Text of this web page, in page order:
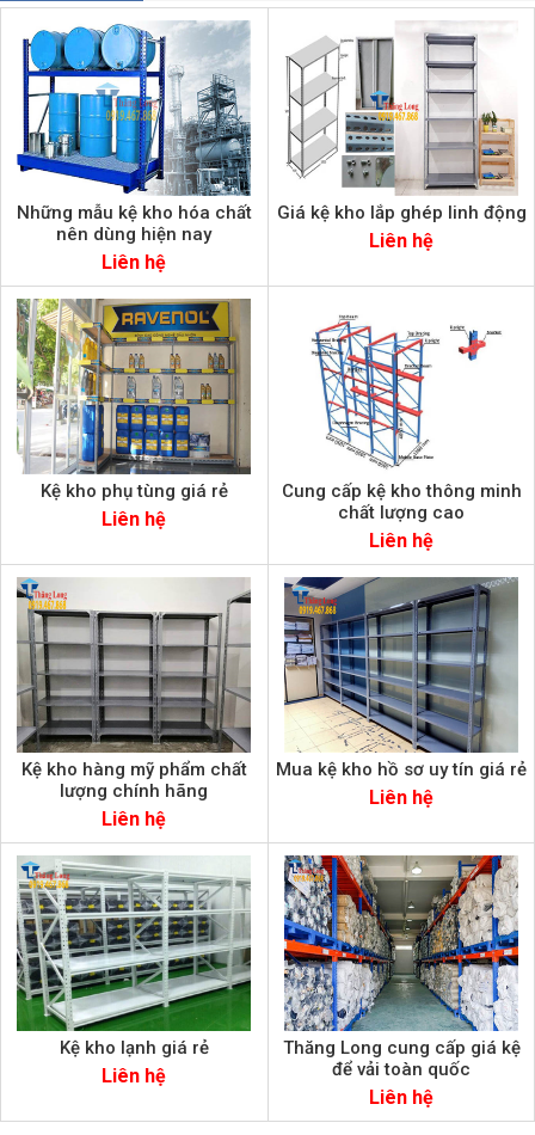
Những mẫu kệ kho hóa chất
nên dùng hiện nay
Liên hệ
Giá kệ kho lắp ghép linh động
Liên hệ
Kệ kho phụ tùng giá rẻ
Liên hệ
Cung cấp kệ kho thông minh
chất lượng cao
Liên hệ
Kệ kho hàng mỹ phẩm chất
lượng chính hãng
Liên hệ
Mua kệ kho hồ sơ uy tín giá rẻ
Liên hệ
Kệ kho lạnh giá rẻ
Liên hệ
Thăng Long cung cấp giá kệ
để vải toàn quốc
Liên hệ